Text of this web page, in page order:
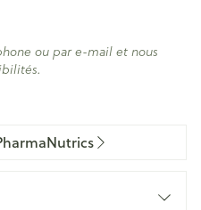
ou par e-mail et nous